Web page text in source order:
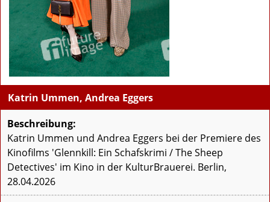
Katrin Ummen, Andrea Eggers
Beschreibung:
Katrin Ummen und Andrea Eggers bei der Premiere des
Kinofilms 'Glennkill: Ein Schafskrimi / The Sheep
Detectives' im Kino in der KulturBrauerei. Berlin,
28.04.2026